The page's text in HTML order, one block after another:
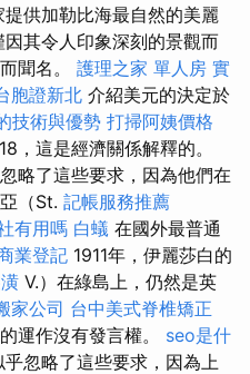
供加勒比海最自然的美麗
其令人印象深刻的景觀而
聞名。 護理之家 單人房 實
胞證新北 介紹美元的決定於
技術與優勢 打掃阿姨價格
18，這是經濟關係解釋的。
略了這些要求，因為他們在
（St. 記帳服務推薦
有用嗎 白蟻 在國外最普通
業登記 1911年，伊麗莎白的
V.）在綠島上，仍然是英
家公司 台中美式脊椎矯正
運作沒有發言權。 seo是什
忽略了這些要求，因為上